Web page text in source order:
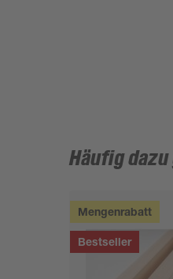
Häufig
Mengenrabatt
Bestseller